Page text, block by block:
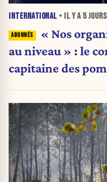
INTERNATIONAL • IL Y A 5 JOURS
« Nos
au niveau » : le
capitaine des